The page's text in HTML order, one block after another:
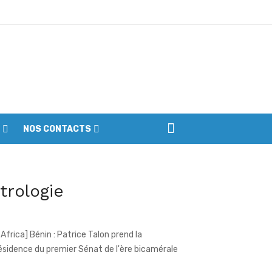
du parc
NOS CONTACTS
07 août 2026
Bénin : Patrice Talon prend la